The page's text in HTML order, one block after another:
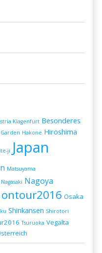
Klagenfurt Besonderes
Garden Hakone Hiroshima
ji Japan
Matsuyama
Nagasaki Nagoya
ontour2016 Osaka
Shinkansen Shirotori
Tsuruoka Vegalta